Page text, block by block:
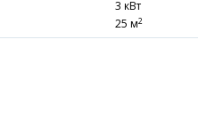
3 кВт
25 м2